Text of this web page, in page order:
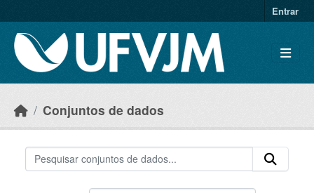
Entrar
Conjuntos de dados